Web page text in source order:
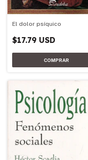
El dolor psíquico
$17.79 USD